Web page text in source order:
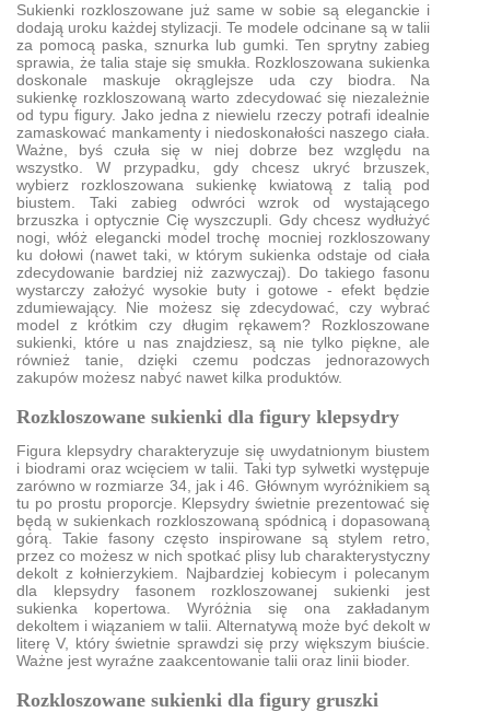
Sukienki rozkloszowane już same w sobie są eleganckie i
dodają uroku każdej stylizacji. Te modele odcinane są w talii
za pomocą paska, sznurka lub gumki. Ten sprytny zabieg
sprawia, że talia staje się smukła. Rozkloszowana sukienka
doskonale maskuje okrąglejsze uda czy biodra. Na
sukienkę rozkloszowaną warto zdecydować się niezależnie
od typu figury. Jako jedna z niewielu rzeczy potrafi idealnie
zamaskować mankamenty i niedoskonałości naszego ciała.
Ważne, byś czuła się w niej dobrze bez względu na
wszystko. W przypadku, gdy chcesz ukryć brzuszek,
wybierz rozkloszowana sukienkę kwiatową z talią pod
biustem. Taki zabieg odwróci wzrok od wystającego
brzuszka i optycznie Cię wyszczupli. Gdy chcesz wydłużyć
nogi, włóż elegancki model trochę mocniej rozkloszowany
ku dołowi (nawet taki, w którym sukienka odstaje od ciała
zdecydowanie bardziej niż zazwyczaj). Do takiego fasonu
wystarczy założyć wysokie buty i gotowe - efekt będzie
zdumiewający. Nie możesz się zdecydować, czy wybrać
model z krótkim czy długim rękawem? Rozkloszowane
sukienki, które u nas znajdziesz, są nie tylko piękne, ale
również tanie, dzięki czemu podczas jednorazowych
zakupów możesz nabyć nawet kilka produktów.
Rozkloszowane sukienki dla figury klepsydry
Figura klepsydry charakteryzuje się uwydatnionym biustem
i biodrami oraz wcięciem w talii. Taki typ sylwetki występuje
zarówno w rozmiarze 34, jak i 46. Głównym wyróżnikiem są
tu po prostu proporcje. Klepsydry świetnie prezentować się
będą w sukienkach rozkloszowaną spódnicą i dopasowaną
górą. Takie fasony często inspirowane są stylem retro,
przez co możesz w nich spotkać plisy lub charakterystyczny
dekolt z kołnierzykiem. Najbardziej kobiecym i polecanym
dla klepsydry fasonem rozkloszowanej sukienki jest
sukienka kopertowa. Wyróżnia się ona zakładanym
dekoltem i wiązaniem w talii. Alternatywą może być dekolt w
literę V, który świetnie sprawdzi się przy większym biuście.
Ważne jest wyraźne zaakcentowanie talii oraz linii bioder.
Rozkloszowane sukienki dla figury gruszki